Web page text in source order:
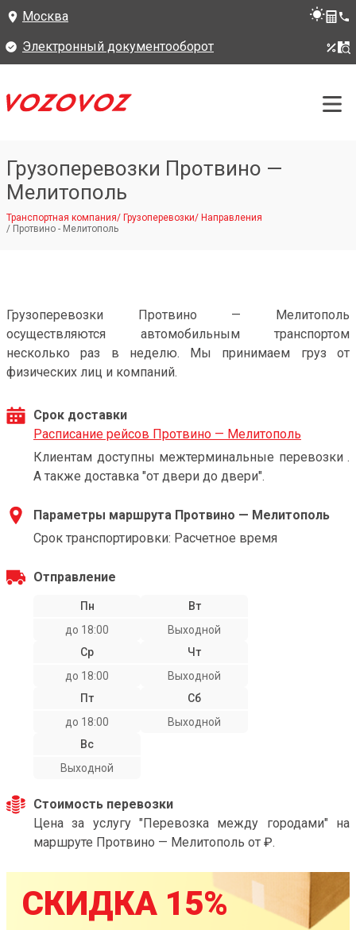
Москва
Электронный документооборот
Грузоперевозки Протвино —
Мелитополь
Транспортная компания/ Грузоперевозки/ Направления
/ Протвино - Мелитополь
Грузоперевозки Протвино — Мелитополь
осуществляются автомобильным транспортом
несколько раз в неделю. Мы принимаем груз от
физических лиц и компаний.
Срок доставки
Расписание рейсов Протвино — Мелитополь
Клиентам доступны межтерминальные перевозки .
А также доставка "от двери до двери".
Параметры маршрута Протвино — Мелитополь
Срок транспортировки: Расчетное время
Отправление
Пн
до 18:00
Вт
Выходной
Ср
до 18:00
Чт
Выходной
Пт
до 18:00
Сб
Выходной
Вс
Выходной
Стоимость перевозки
Цена за услугу "Перевозка между городами" на
маршруте Протвино — Мелитополь от ₽.
СКИДКА 15%